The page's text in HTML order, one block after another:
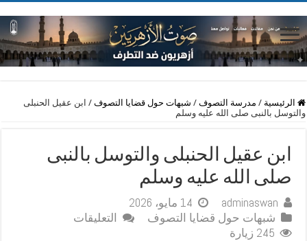
الرئيسية / مدرسة التصوف / شبهات حول قضايا التصوف / ابن عقيل الحنبلى
والتوسل بالنبى صلى الله عليه وسلم
ابن عقيل الحنبلى والتوسل بالنبى
صلى الله عليه وسلم
adminaswan
14 مايو، 2026
شبهات حول قضايا التصوف
التعليقات
245 زيارة